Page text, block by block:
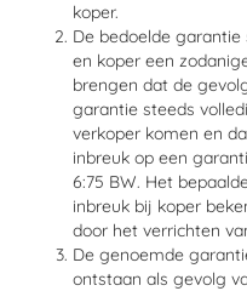
koper.
De bedoelde
en koper een
brengen dat de
garantie steeds
verkoper komen en
inbreuk op een
6:75 BW. Het
inbreuk bij koper
door het verrichten
De genoemde
ontstaan als gevolg